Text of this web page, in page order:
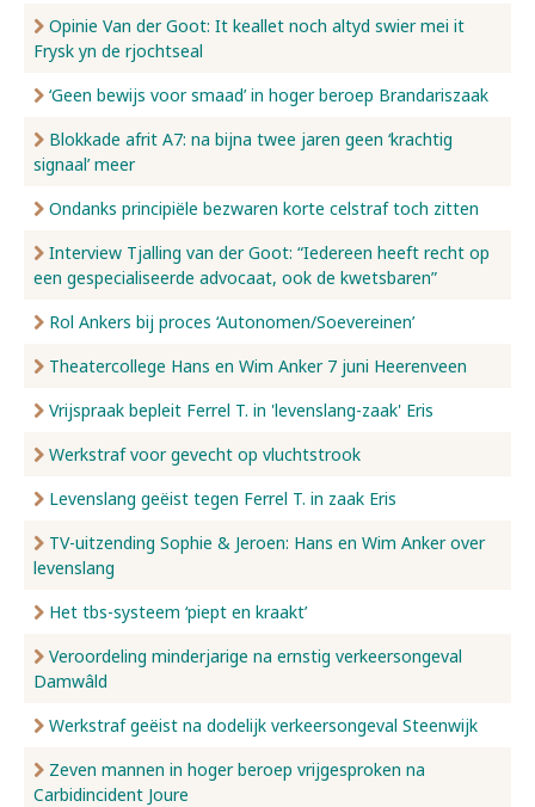
Opinie Van der Goot: It keallet noch altyd swier mei it
Frysk yn de rjochtseal
‘Geen bewijs voor smaad’ in hoger beroep Brandariszaak
Blokkade afrit A7: na bijna twee jaren geen ‘krachtig
signaal’ meer
Ondanks principiële bezwaren korte celstraf toch zitten
Interview Tjalling van der Goot: “Iedereen heeft recht op
een gespecialiseerde advocaat, ook de kwetsbaren”
Rol Ankers bij proces ‘Autonomen/Soevereinen’
Theatercollege Hans en Wim Anker 7 juni Heerenveen
Vrijspraak bepleit Ferrel T. in 'levenslang-zaak' Eris
Werkstraf voor gevecht op vluchtstrook
Levenslang geëist tegen Ferrel T. in zaak Eris
TV-uitzending Sophie & Jeroen: Hans en Wim Anker over
levenslang
Het tbs-systeem ‘piept en kraakt’
Veroordeling minderjarige na ernstig verkeersongeval
Damwâld
Werkstraf geëist na dodelijk verkeersongeval Steenwijk
Zeven mannen in hoger beroep vrijgesproken na
Carbidincident Joure